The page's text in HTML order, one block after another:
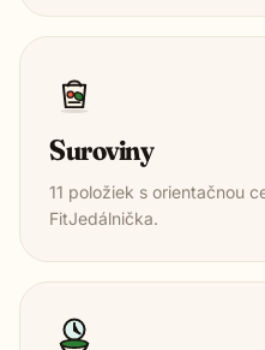
Suroviny
11 položiek s orientačnou
FitJedálnička.